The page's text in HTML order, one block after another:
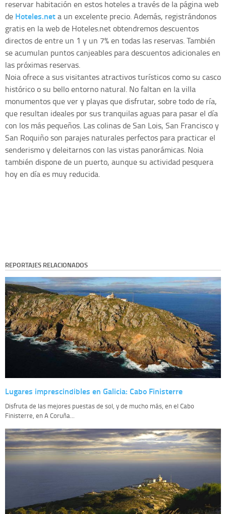
reservar habitación en estos hoteles a través de la página web
de Hoteles.neta un excelente precio. Además, registrándonos
gratis en la web de Hoteles.net obtendremos descuentos
directos de entre un 1 y un 7% en todas las reservas. También
se acumulan puntos canjeables para descuentos adicionales en
las próximas reservas.
Noia ofrece a sus visitantes atractivos turísticos como su casco
histórico o su bello entorno natural. No faltan en la villa
monumentos que ver y playas que disfrutar, sobre todo de ría,
que resultan ideales por sus tranquilas aguas para pasar el día
con los más pequeños. Las colinas de San Lois, San Francisco y
San Roquiño son parajes naturales perfectos para practicar el
senderismo y deleitarnos con las vistas panorámicas. Noia
también dispone de un puerto, aunque su actividad pesquera
hoy en día es muy reducida.
REPORTAJES RELACIONADOS
Lugares imprescindibles en Galicia: Cabo Finisterre
Disfruta de las mejores puestas de sol, y de mucho más, en el Cabo
Finisterre, en A Coruña...